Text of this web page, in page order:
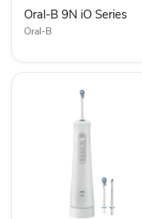
Oral-B 9N iO Series
Oral-B